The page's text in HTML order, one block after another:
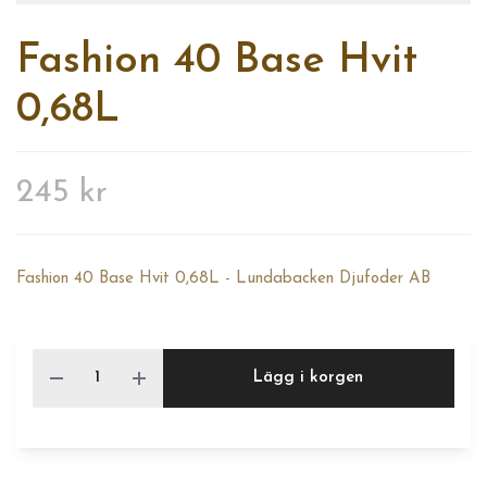
Fashion 40 Base Hvit
0,68L
245 kr
Fashion 40 Base Hvit 0,68L - Lundabacken Djufoder AB
Lägg i korgen